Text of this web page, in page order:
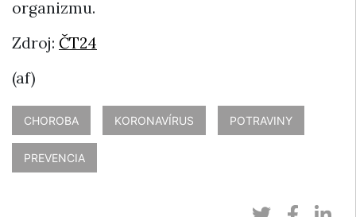
organizmu.
Zdroj: ČT24
(af)
CHOROBA KORONAVÍRUS POTRAVINY
PREVENCIA